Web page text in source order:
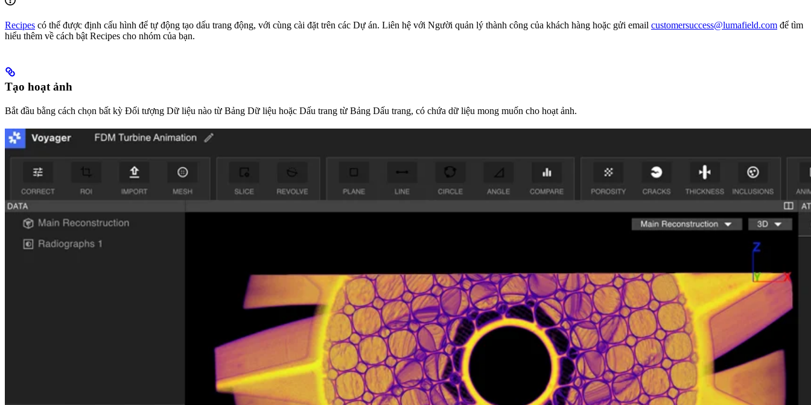
Recipes có thể được định cấu hình để tự động tạo dấu trang động, với cùng cài đặt trên các Dự án. Liên hệ với Người quản lý thành công của khách hàng hoặc gửi email customersuccess@lumafield.com để tìm
hiểu thêm về cách bật Recipes cho nhóm của bạn.
Tạo hoạt ảnh
Bắt đầu bằng cách chọn bất kỳ Đối tượng Dữ liệu nào từ Bảng Dữ liệu hoặc Dấu trang từ Bảng Dấu trang, có chứa dữ liệu mong muốn cho hoạt ảnh.